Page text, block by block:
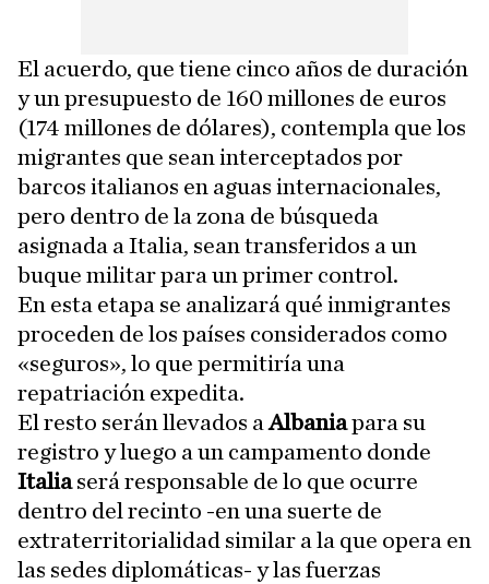
El acuerdo, que tiene cinco años de duración
y un presupuesto de 160 millones de euros
(174 millones de dólares), contempla que los
migrantes que sean interceptados por
barcos italianos en aguas internacionales,
pero dentro de la zona de búsqueda
asignada a Italia, sean transferidos a un
buque militar para un primer control.
En esta etapa se analizará qué inmigrantes
proceden de los países considerados como
«seguros», lo que permitiría una
repatriación expedita.
El resto serán llevados a Albaniapara su
registro y luego a un campamento donde
Italiaserá responsable de lo que ocurre
dentro del recinto -en una suerte de
extraterritorialidad similar a la que opera en
las sedes diplomáticas- y las fuerzas